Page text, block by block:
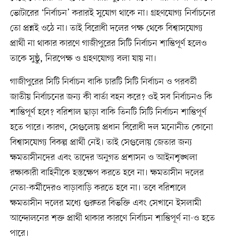
ভোটারের ‘নির্বাচন’ করারই সুযোগ থাকে না। গ্রহণযোগ্য নির্বাচনের
তো প্রশ্নই ওঠে না। তাই বিরোধী দলের পক্ষ থেকে বিশ্বাসযোগ্য
প্রার্থী না থাকার কারণে গাজীপুরের সিটি নির্বাচন শান্তিপূর্ণ হলেও
তাকে সুষ্ঠু, নিরপেক্ষ ও গ্রহণযোগ্য বলা যায় না।
গাজীপুরের সিটি নির্বাচন বাকি চারটি সিটি নির্বাচন ও পরবর্তী
জাতীয় নির্বাচনের জন্য কী বার্তা বহন করে? ওই সব নির্বাচনও কি
শান্তিপূর্ণ হবে? বরিশাল ছাড়া বাকি তিনটি সিটি নির্বাচন শান্তিপূর্ণ
হতে পারে। কারণ, সেগুলোয় প্রধান বিরোধী দল মনোনীত কোনো
বিশ্বাসযোগ্য বিকল্প প্রার্থী নেই। তাই সেগুলোয় জেতার জন্য
ক্ষমতাসীনদের এবং তাদের অনুগত প্রশাসন ও আইনশৃঙ্খলা
রক্ষাকারী বাহিনীকে হস্তক্ষেপ করতে হবে না। ক্ষমতাসীন দলের
নেতা-কর্মীদেরও বাড়াবাড়ি করতে হবে না। তবে বরিশালে
ক্ষমতাসীন দলের মধ্যে গুরুতর বিভক্তি এবং সেখানে ইসলামী
আন্দোলনের শক্ত প্রার্থী থাকার কারণে নির্বাচন শান্তিপূর্ণ না-ও হতে
পারে।